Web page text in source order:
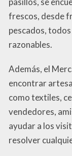
frescos, desde
pescados,
razonables.
Además, el
encontrar
como textiles,
vendedores,
ayudar a los
resolver